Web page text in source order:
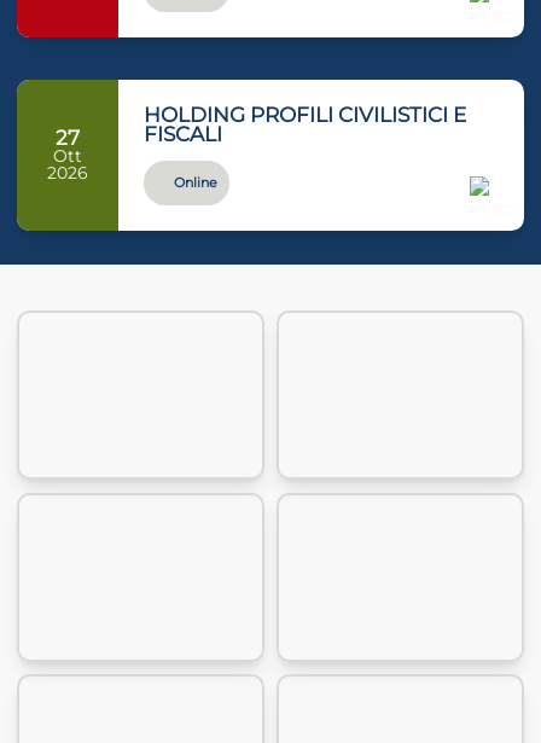
27
Ott
2026
HOLDING PROFILI CIVILISTICI E
FISCALI
Online